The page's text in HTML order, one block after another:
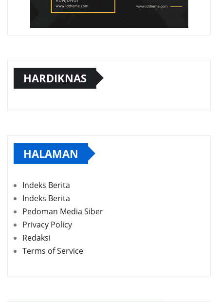
HARDIKNAS
HALAMAN
Indeks Berita
Indeks Berita
Pedoman Media Siber
Privacy Policy
Redaksi
Terms of Service